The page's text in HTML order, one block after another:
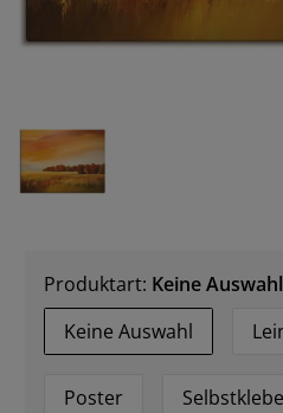
Produktart: Keine Auswahl
Keine Auswahl
Poster